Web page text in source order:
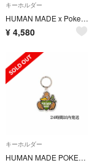
キーホルダー
HUMAN MADE x Pokemon Made Key Ring Green
¥ 4,580
キーホルダー
HUMAN MADE POKEMON MADE カモネギ KEY RING #2